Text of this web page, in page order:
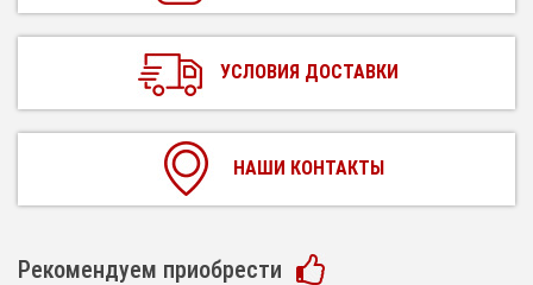
УСЛОВИЯ ДОСТАВКИ
НАШИ КОНТАКТЫ
Рекомендуем приобрести